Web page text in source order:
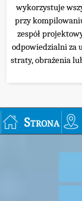
wykorzystuje
przy
zespół
odpowiedzialni za
straty, obrażenia
Strona